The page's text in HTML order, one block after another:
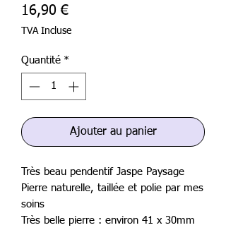
16,90 €Prix
TVA Incluse
Quantité *
Ajouter au panier
Très beau pendentif Jaspe Paysage
Pierre naturelle, taillée et polie par mes
soins
Très belle pierre : environ 41 x 30mm